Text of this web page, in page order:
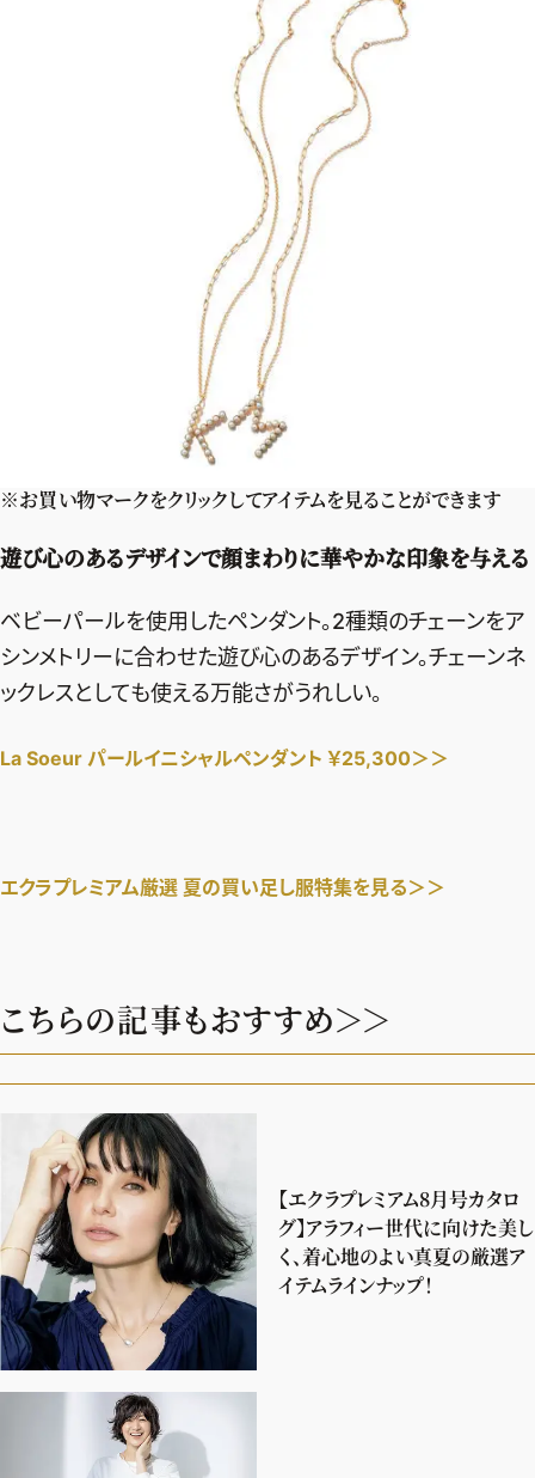
エクラプレミアム通販
MAGAZINE
2026年9月号
最新号試し読み
定期購読
デジタル版
SHOPPING
エクラ掲載品
エクラ限定アイテム
FOLLOW US
ファッション、ライフスタイル、
そしてエクラの美意識を、SNSで発信しています。
JOIN US
※お買い物マークをクリックしてアイテムを見ることができます
遊び心のあるデザインで顔まわりに華やかな印象を与える
ベビーパールを使用したペンダント。2種類のチェーンをア
シンメトリーに合わせた遊び心のあるデザイン。チェーンネ
ックレスとしても使える万能さがうれしい。
La Soeur パールイニシャルペンダント ￥25,300＞＞
エクラプレミアム厳選 夏の買い足し服特集を見る＞＞
こちらの記事もおすすめ＞＞
【エクラプレミアム8月号カタロ
グ】アラフィー世代に向けた美し
く、着心地のよい真夏の厳選ア
イテムラインナップ！